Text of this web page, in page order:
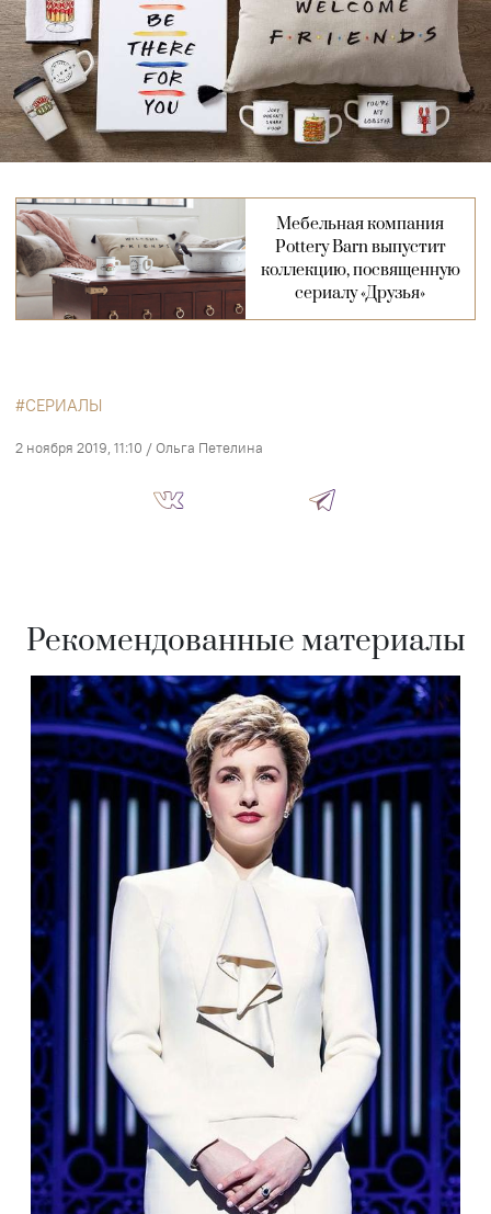
Мебельная компания
Pottery Barn выпустит
коллекцию, посвященную
сериалу «Друзья»
СЕРИАЛЫ
2 ноября 2019, 11:10 / Ольга Петелина
Рекомендованные материалы